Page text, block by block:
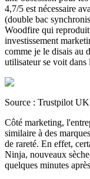
4,7/5 est nécessaire
(double bac
Woodfire qui
investissement
comme je le disais au
utilisateur se voit dans
Source : Trustpilot UK
Côté marketing,
similaire à des
de rareté. En effet,
Ninja, nouveaux
quelques minutes